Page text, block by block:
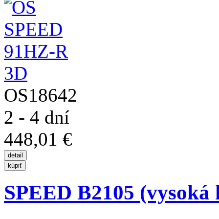
OS18642
2 - 4 dní
448,01 €
SPEED B2105